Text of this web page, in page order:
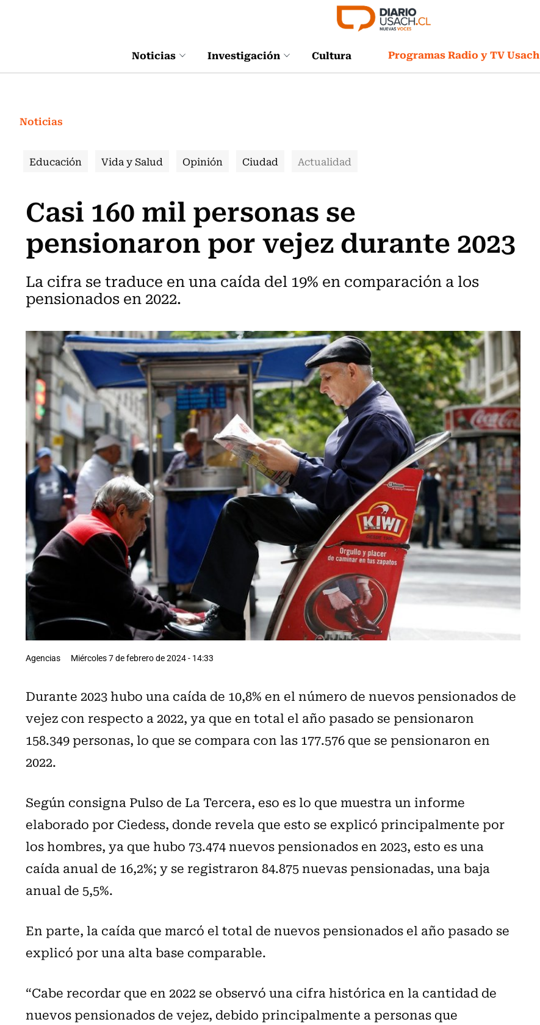
Noticias Investigación Cultura Programas Radio y TV Usach
Noticias
Educación Vida y Salud Opinión Ciudad Actualidad
Casi 160 mil personas se
pensionaron por vejez durante 2023
La cifra se traduce en una caída del 19% en comparación a los
pensionados en 2022.
Agencias Miércoles 7 de febrero de 2024 - 14:33
Durante 2023 hubo una caída de 10,8% en el número de nuevos pensionados de
vejez con respecto a 2022, ya que en total el año pasado se pensionaron
158.349 personas, lo que se compara con las 177.576 que se pensionaron en
2022.
Según consigna Pulso de La Tercera, eso es lo que muestra un informe
elaborado por Ciedess, donde revela que esto se explicó principalmente por
los hombres, ya que hubo 73.474 nuevos pensionados en 2023, esto es una
caída anual de 16,2%; y se registraron 84.875 nuevas pensionadas, una baja
anual de 5,5%.
En parte, la caída que marcó el total de nuevos pensionados el año pasado se
explicó por una alta base comparable.
“Cabe recordar que en 2022 se observó una cifra histórica en la cantidad de
nuevos pensionados de vejez, debido principalmente a personas que